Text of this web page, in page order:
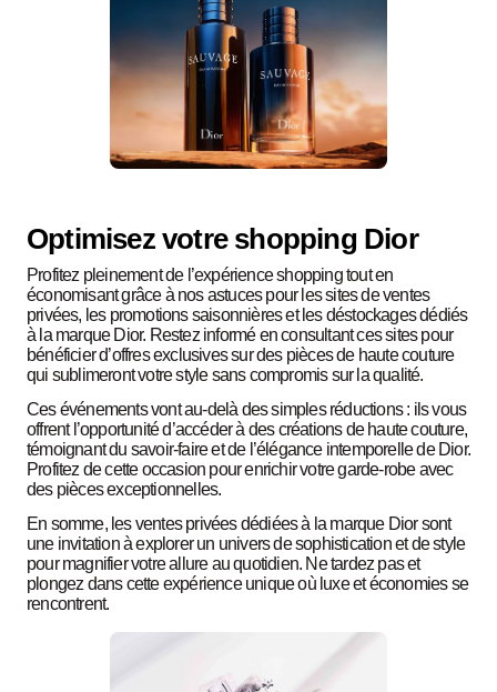
Optimisez votre shopping Dior
Profitez pleinement de l’expérience shopping tout en
économisant grâce à nos astuces pour les sites de ventes
privées, les promotions saisonnières et les déstockages dédiés
à la marque Dior. Restez informé en consultant ces sites pour
bénéficier d’offres exclusives sur des pièces de haute couture
qui sublimeront votre style sans compromis sur la qualité.
Ces événements vont au-delà des simples réductions : ils vous
offrent l’opportunité d’accéder à des créations de haute couture,
témoignant du savoir-faire et de l’élégance intemporelle de Dior.
Profitez de cette occasion pour enrichir votre garde-robe avec
des pièces exceptionnelles.
En somme, les ventes privées dédiées à la marque Dior sont
une invitation à explorer un univers de sophistication et de style
pour magnifier votre allure au quotidien. Ne tardez pas et
plongez dans cette expérience unique où luxe et économies se
rencontrent.